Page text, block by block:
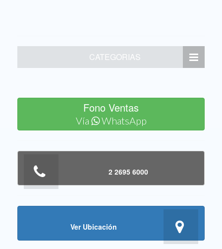
CATEGORIAS
Fono Ventas
Vía WhatsApp
2 2695 6000
Ver Ubicación